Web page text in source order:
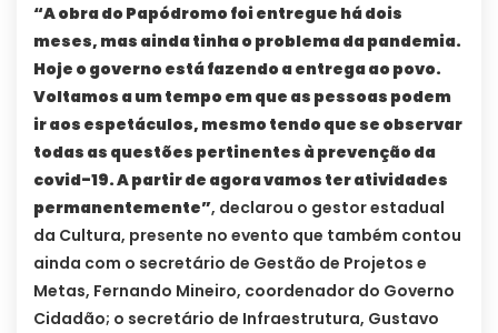
“A obra do Papódromo foi entregue há dois
meses, mas ainda tinha o problema da pandemia.
Hoje o governo está fazendo a entrega ao povo.
Voltamos a um tempo em que as pessoas podem
ir aos espetáculos, mesmo tendo que se observar
todas as questões pertinentes à prevenção da
covid-19. A partir de agora vamos ter atividades
permanentemente”, declarou o gestor estadual
da Cultura, presente no evento que também contou
ainda com o secretário de Gestão de Projetos e
Metas, Fernando Mineiro, coordenador do Governo
Cidadão; o secretário de Infraestrutura, Gustavo